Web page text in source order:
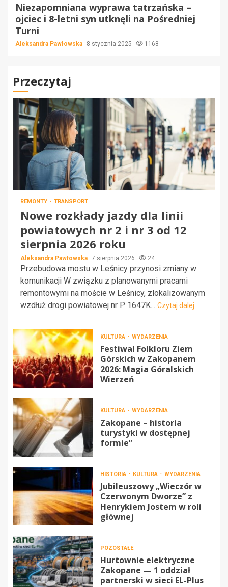
Niezapomniana wyprawa tatrzańska –
ojciec i 8-letni syn utknęli na Pośredniej
Turni
Aleksandra Pawłowska 8 stycznia 2025 1168
Przeczytaj
REMONTY TRANSPORT
Nowe rozkłady jazdy dla linii
powiatowych nr 2 i nr 3 od 12
sierpnia 2026 roku
Aleksandra Pawłowska 7 sierpnia 2026 24
Przebudowa mostu w Leśnicy przynosi zmiany w
komunikacji W związku z planowanymi pracami
remontowymi na moście w Leśnicy, zlokalizowanym
wzdłuż drogi powiatowej nr P 1647K... Czytaj dalej
KULTURA WYDARZENIA
Festiwal Folkloru Ziem
Górskich w Zakopanem
2026: Magia Góralskich
Wierzeń
KULTURA WYDARZENIA
Zakopane – historia
turystyki w dostępnej
formie”
HISTORIA KULTURA WYDARZENIA
Jubileuszowy „Wieczór w
Czerwonym Dworze” z
Henrykiem Jostem w roli
głównej
POZOSTAŁE
Hurtownie elektryczne
Zakopane — 1 oddział
partnerski w sieci EL-Plus